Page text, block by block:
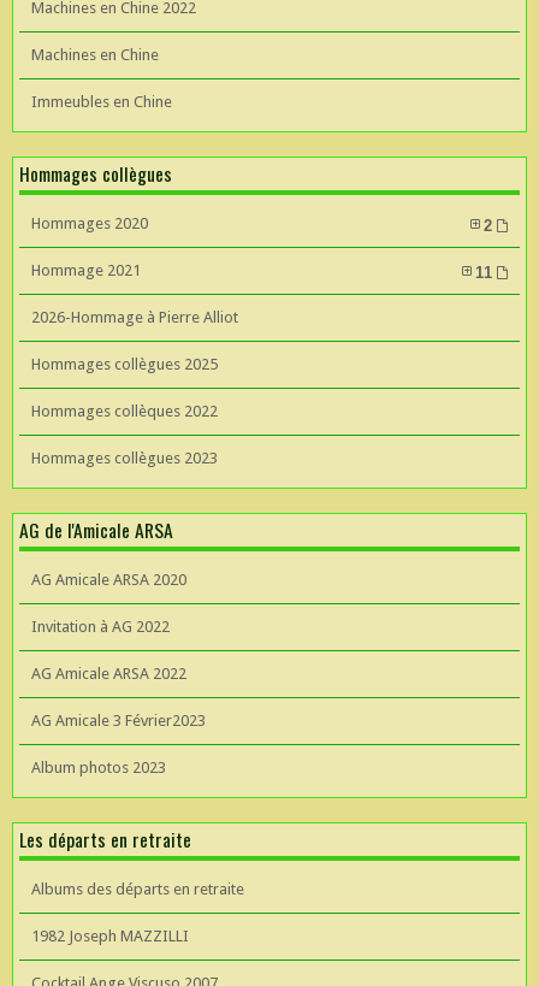
Machines en Chine 2022
Machines en Chine
Immeubles en Chine
Hommages collègues
Hommages 2020 2
Hommage 2021 11
2026-Hommage à Pierre Alliot
Hommages collègues 2025
Hommages collèques 2022
Hommages collègues 2023
AG de l'Amicale ARSA
AG Amicale ARSA 2020
Invitation à AG 2022
AG Amicale ARSA 2022
AG Amicale 3 Février2023
Album photos 2023
Les départs en retraite
Albums des départs en retraite
1982 Joseph MAZZILLI
Cocktail Ange Viscuso 2007